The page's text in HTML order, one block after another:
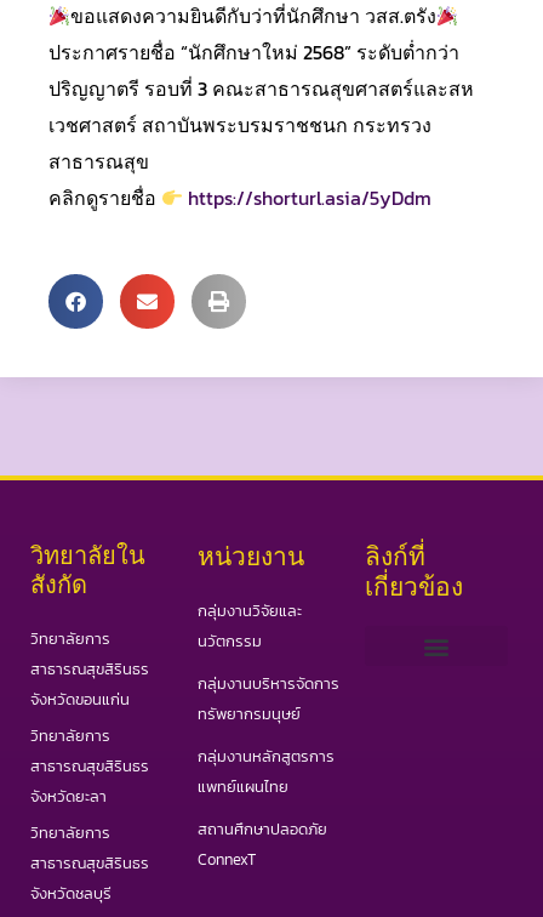
ขอแสดงความยินดีกับว่าที่นักศึกษา วสส.ตรัง
ประกาศรายชื่อ “นักศึกษาใหม่ 2568” ระดับต่ำกว่า
ปริญญาตรี รอบที่ 3 คณะสาธารณสุขศาสตร์และสห
เวชศาสตร์ สถาบันพระบรมราชชนก กระทรวง
สาธารณสุข
คลิกดูรายชื่อ
https://shorturl.asia/5yDdm
วิทยาลัยใน
สังกัด
วิทยาลัยการ
สาธารณสุขสิรินธร
จังหวัดขอนแก่น
วิทยาลัยการ
สาธารณสุขสิรินธร
จังหวัดยะลา
วิทยาลัยการ
สาธารณสุขสิรินธร
จังหวัดชลบุรี
หน่วยงาน
กลุ่มงานวิจัยและ
นวัตกรรม
กลุ่มงานบริหารจัดการ
ทรัพยากรมนุษย์
กลุ่มงานหลักสูตรการ
แพทย์แผนไทย
สถานศึกษาปลอดภัย
ConnexT
ลิงก์ที่
เกี่ยวข้อง